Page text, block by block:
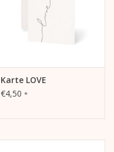
Karte LOVE
€4,50 *